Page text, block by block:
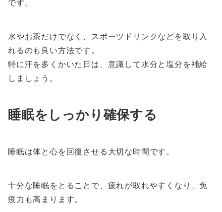
です。
水やお茶だけでなく、スポーツドリンクなどを取り入
れるのも良い方法です。
特に汗を多くかいた日は、意識して水分と塩分を補給
しましょう。
睡眠をしっかり確保する
睡眠は体と心を回復させる大切な時間です。
十分な睡眠をとることで、疲れが取れやすくなり、免
疫力も高まります。